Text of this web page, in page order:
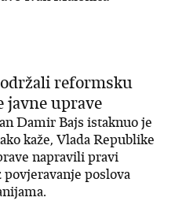
reformsku
javne uprave
Damir Bajs istaknuo je
kaže, Vlada Republike
napravili pravi
poslova